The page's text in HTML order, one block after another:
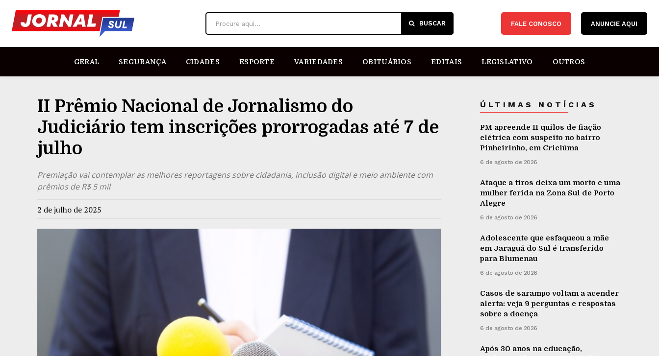
Procure aqui... BUSCAR FALE CONOSCO ANUNCIE AQUI
GERAL SEGURANÇA CIDADES ESPORTE VARIEDADES OBITUÁRIOS EDITAIS LEGISLATIVO OUTROS
II Prêmio Nacional de Jornalismo do
Judiciário tem inscrições prorrogadas até 7 de
julho
Premiação vai contemplar as melhores reportagens sobre cidadania, inclusão digital e meio ambiente com
prêmios de R$ 5 mil
2 de julho de 2025
ÚLTIMAS NOTÍCIAS
PM apreende 11 quilos de fiação
elétrica com suspeito no bairro
Pinheirinho, em Criciúma
6 de agosto de 2026
Ataque a tiros deixa um morto e uma
mulher ferida na Zona Sul de Porto
Alegre
6 de agosto de 2026
Adolescente que esfaqueou a mãe
em Jaraguá do Sul é transferido
para Blumenau
6 de agosto de 2026
Casos de sarampo voltam a acender
alerta: veja 9 perguntas e respostas
sobre a doença
6 de agosto de 2026
Após 30 anos na educação,